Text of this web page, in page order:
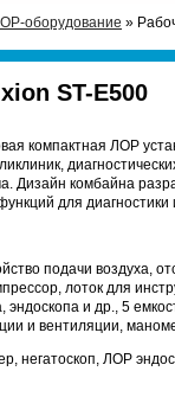
оборудование »
ST-E500
компактная ЛОР
Дизайн комбайна
для
подачи воздуха,
лоток для
и др., 5
и вентиляции,
негатоскоп, ЛОР